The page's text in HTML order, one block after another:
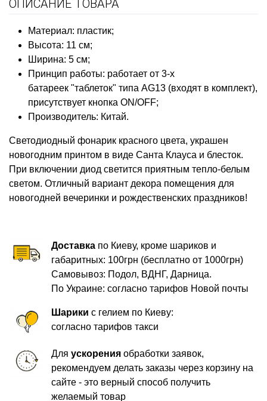
ОПИСАНИЕ ТОВАРА
Материал: пластик;
Высота: 11 см;
Ширина: 5 см;
Принцип работы: работает от 3-х
батареек "таблеток" типа AG13 (входят в комплект),
присутствует кнопка ON/OFF;
Производитель: Китай.
Светодиодный фонарик красного цвета, украшен
новогодним принтом в виде Санта Клауса и блесток.
При включении диод светится приятным тепло-белым
светом. Отличный вариант декора помещения для
новогодней вечеринки и рождественских праздников!
Доставка по Киеву, кроме шариков и
габаритных: 100грн (бесплатно от 1000грн)
Самовывоз: Подол, ВДНГ, Дарница.
По Украине: согласно тарифов Новой почты
Шарики с гелием по Киеву:
согласно тарифов такси
Дляускорения обработки заявок,
рекомендуем делать заказы через корзину на
сайте - это верный способ получить
желаемый товар